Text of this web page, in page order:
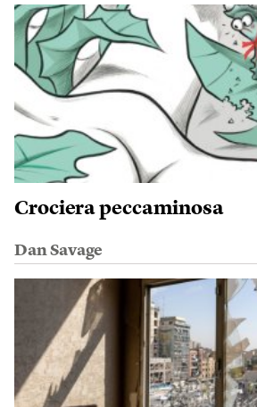
Crociera peccaminosa
Dan Savage